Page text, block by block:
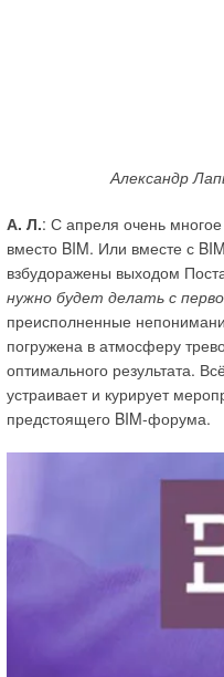
Александр
А. Л.: С апреля очень
вместо BIM. Или вместе с
взбудоражены выходом
нужно будет делать с
преисполненные
погружена в атмосферу
оптимального результата.
устраивает и курирует
предстоящего BIM-форума.
С этим сервисом работает
генеральный подрядчик, а
осуществляется через
Особых сложностей при
и инструментарий сервиса
Перед началом
подготовительная работа.
проанализировали
предварительную схему